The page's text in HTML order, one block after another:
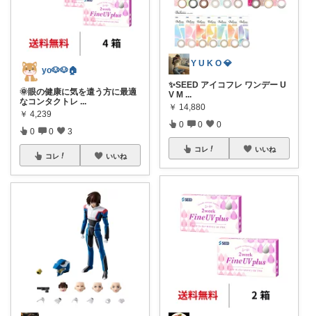
yo🐶🐶🏠
🌞眼の健康に気を遣う方に最適
なコンタクトレ ...
￥ 4,239
0 0 3
コレ いいね
Y U K O 💎
✨SEED アイコフレ ワンデー U
V M ...
￥ 14,880
0 0 0
コレ いいね